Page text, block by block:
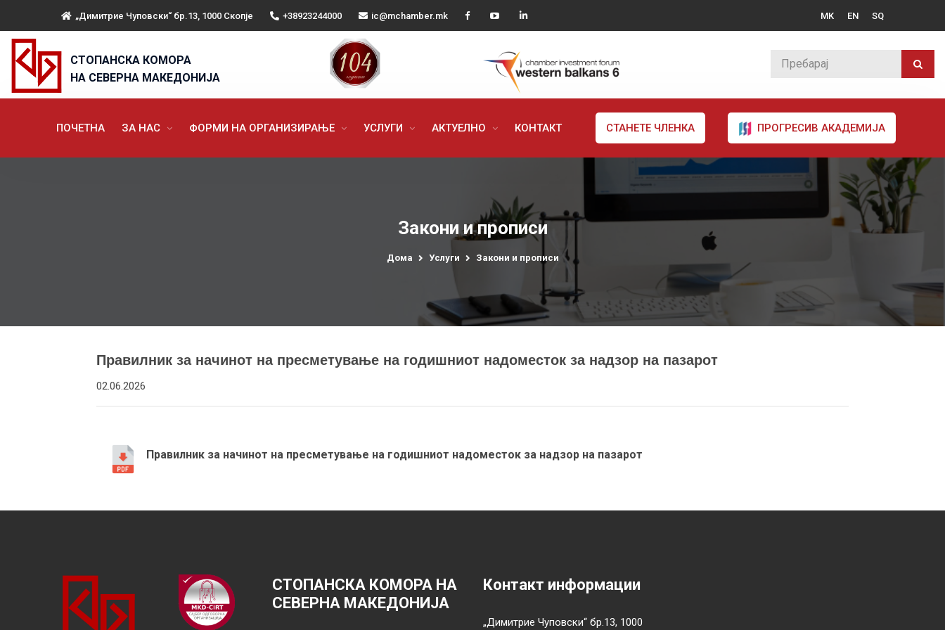
„Димитрие Чуповски“ бр.13, 1000 Скопје +38923244000 ic@mchamber.mk MK EN SQ
СТОПАНСКА КОМОРА
НА СЕВЕРНА МАКЕДОНИЈА
ПОЧЕТНА ЗА НАС ФОРМИ НА ОРГАНИЗИРАЊЕ УСЛУГИ АКТУЕЛНО КОНТАКТ СТАНЕТЕ ЧЛЕНКА ПРОГРЕСИВ АКАДЕМИЈА
Закони и прописи
Дома Услуги Закони и прописи
Правилник за начинот на пресметување на годишниот надоместок за надзор на пазарот
02.06.2026
Правилник за начинот на пресметување на годишниот надоместок за надзор на пазарот
СТОПАНСКА КОМОРА НА
СЕВЕРНА МАКЕДОНИЈА
Контакт информации
„Димитрие Чуповски“ бр.13, 1000